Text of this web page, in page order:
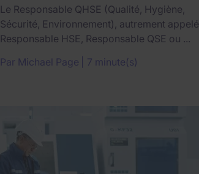
Le Responsable QHSE (Qualité, Hygiène,
Sécurité, Environnement), autrement appelé
Responsable HSE, Responsable QSE ou ...
Par Michael Page 7 minute(s)